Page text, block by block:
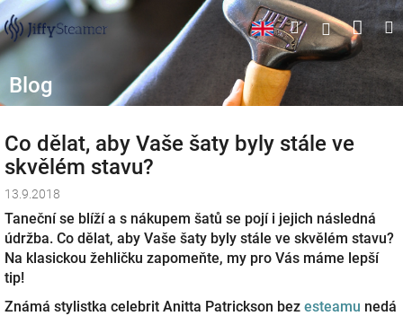
Přejít
na
obsah
HledatPřihlášení
Blog
Co dělat, aby Vaše šaty byly stále ve
skvělém stavu?
13.9.2018
Taneční se blíží a s nákupem šatů se pojí i jejich následná
údržba. Co dělat, aby Vaše šaty byly stále ve skvělém stavu?
Na klasickou žehličku zapomeňte, my pro Vás máme lepší
tip!
Známá stylistka celebrit Anitta Patrickson bez esteamu nedá